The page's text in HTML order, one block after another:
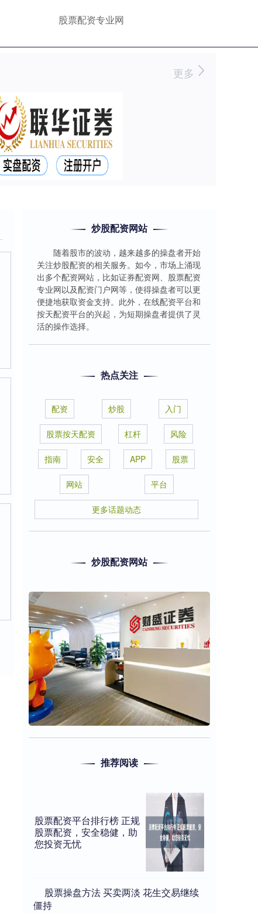
股票配资专业网
更多
炒股配资网站
随着股市的波动，越来越多的操盘者开始
关注炒股配资的相关服务。如今，市场上涌现
出多个配资网站，比如证券配资网、股票配资
专业网以及配资门户网等，使得操盘者可以更
便捷地获取资金支持。此外，在线配资平台和
按天配资平台的兴起，为短期操盘者提供了灵
活的操作选择。
热点关注
配资 炒股 入门
股票按天配资 杠杆 风险
指南 安全 APP 股票
网站 平台
更多话题动态
炒股配资网站
推荐阅读
股票配资平台排行榜 正规
股票配资，安全稳健，助
您投资无忧
​股票操盘方法 买卖两淡 花生交易继续
僵持